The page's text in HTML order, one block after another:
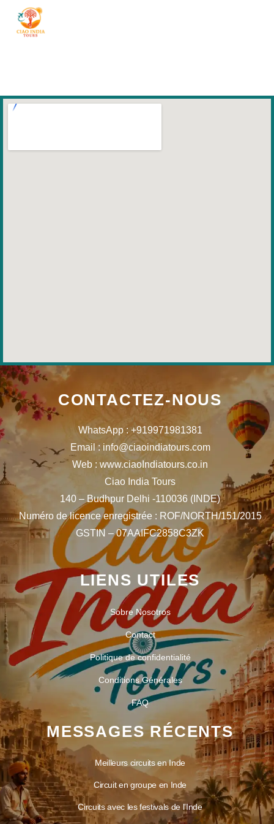
CONTACTEZ-NOUS
WhatsApp : +919971981381
Email : info@ciaoindiatours.com
Web : www.ciaoIndiatours.co.in
Ciao India Tours
140 – Budhpur Delhi -110036 (INDE)
Numéro de licence enregistrée : ROF/NORTH/151/2015
GSTIN – 07AAIFC2858C3ZK
LIENS UTILES
Sobre Nosotros
Contact
Politique de confidentialité
Conditions Générales
FAQ
MESSAGES RÉCENTS
Meilleurs circuits en Inde
Circuit en groupe en Inde
Circuits avec les festivals de l’Inde